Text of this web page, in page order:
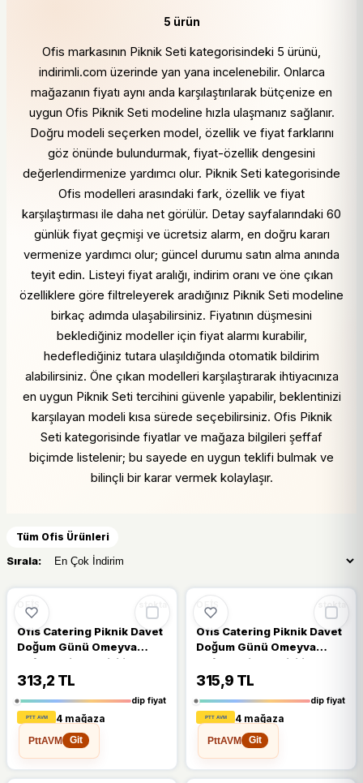
5 ürün
Ofis markasının Piknik Seti kategorisindeki 5 ürünü,
indirimli.com üzerinde yan yana incelenebilir. Onlarca
mağazanın fiyatı aynı anda karşılaştırılarak bütçenize en
uygun Ofis Piknik Seti modeline hızla ulaşmanız sağlanır.
Doğru modeli seçerken model, özellik ve fiyat farklarını
göz önünde bulundurmak, fiyat-özellik dengesini
değerlendirmenize yardımcı olur. Piknik Seti kategorisinde
Ofis modelleri arasındaki fark, özellik ve fiyat
karşılaştırması ile daha net görülür. Detay sayfalarındaki 60
günlük fiyat geçmişi ve ücretsiz alarm, en doğru kararı
vermenize yardımcı olur; güncel durumu satın alma anında
teyit edin. Listeyi fiyat aralığı, indirim oranı ve öne çıkan
özelliklere göre filtreleyerek aradığınız Piknik Seti modeline
birkaç adımda ulaşabilirsiniz. Fiyatının düşmesini
beklediğiniz modeller için fiyat alarmı kurabilir,
hedeflediğiniz tutara ulaşıldığında otomatik bildirim
alabilirsiniz. Öne çıkan modelleri karşılaştırarak ihtiyacınıza
en uygun Piknik Seti tercihini güvenle yapabilir, beklentinizi
karşılayan modeli kısa sürede seçebilirsiniz. Ofis Piknik
Seti kategorisinde fiyatlar ve mağaza bilgileri şeffaf
biçimde listelenir; bu sayede en uygun teklifi bulmak ve
bilinçli bir karar vermek kolaylaşır.
Tüm Ofis Ürünleri
Sırala:
%32 DÜŞTÜ
OFIS stokta
Ofis Catering Piknik Davet
Doğum Günü Omeyva
Sofra Seti - 25 Kişilik
Pembe Tabak Bardak
Takımı
313,2 TL
dip fiyat
4 mağaza
PttAVM
Git
%31 DÜŞTÜ
OFIS stokta
Ofis Catering Piknik Davet
Doğum Günü Omeyva
Sofra Seti - 25 Kişilik Krem
Tabak Bardak Takımı
315,9 TL
dip fiyat
4 mağaza
PttAVM
Git